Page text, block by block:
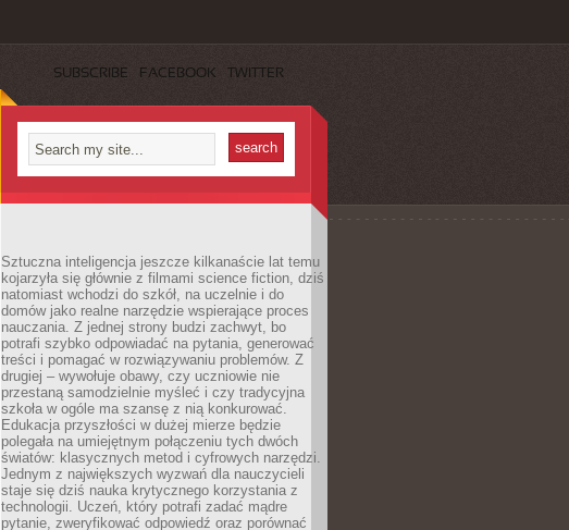
SUBSCRIBE FACEBOOK TWITTER
Sztuczna inteligencja jeszcze kilkanaście lat temu
kojarzyła się głównie z filmami science fiction, dziś
natomiast wchodzi do szkół, na uczelnie i do
domów jako realne narzędzie wspierające proces
nauczania. Z jednej strony budzi zachwyt, bo
potrafi szybko odpowiadać na pytania, generować
treści i pomagać w rozwiązywaniu problemów. Z
drugiej – wywołuje obawy, czy uczniowie nie
przestaną samodzielnie myśleć i czy tradycyjna
szkoła w ogóle ma szansę z nią konkurować.
Edukacja przyszłości w dużej mierze będzie
polegała na umiejętnym połączeniu tych dwóch
światów: klasycznych metod i cyfrowych narzędzi.
Jednym z największych wyzwań dla nauczycieli
staje się dziś nauka krytycznego korzystania z
technologii. Uczeń, który potrafi zadać mądre
pytanie, zweryfikować odpowiedź oraz porównać